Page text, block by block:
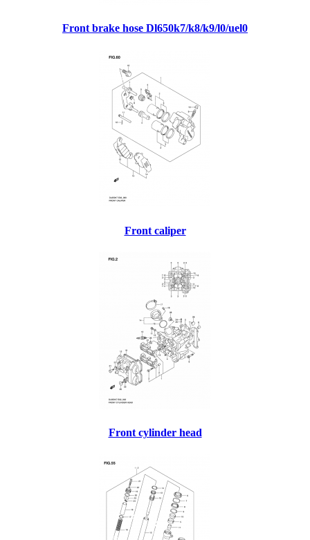
Front brake hose Dl650k7/k8/k9/l0/uel0
Front caliper
Front cylinder head